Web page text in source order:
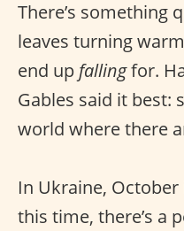
There’s something
leaves turning
end up fallingfor.
Gables said it best:
world where there
In Ukraine,
this time, there’s a